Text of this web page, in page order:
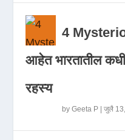
4
आहेत भारतातील
रहस्य
byGeeta P |जुलै